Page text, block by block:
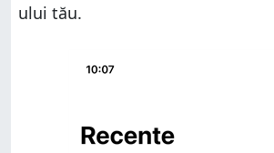
ului tău.